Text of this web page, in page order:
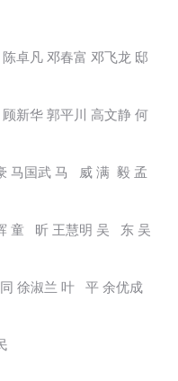
凡 邓春富 邓飞龙 邸
新华 郭平川 高文静 何
马国武 马 威 满 毅 孟
童 昕 王慧明 吴 东 吴
徐淑兰 叶 平 余优成